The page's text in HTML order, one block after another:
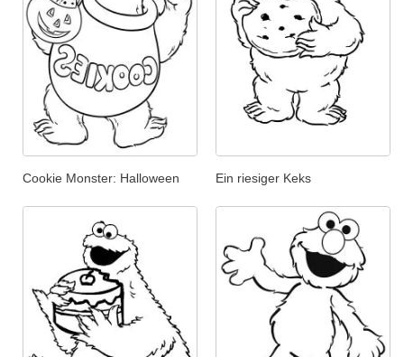
Cookie Monster: Halloween Ein riesiger Keks